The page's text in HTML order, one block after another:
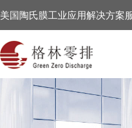
美国陶氏膜工业应用解决方案